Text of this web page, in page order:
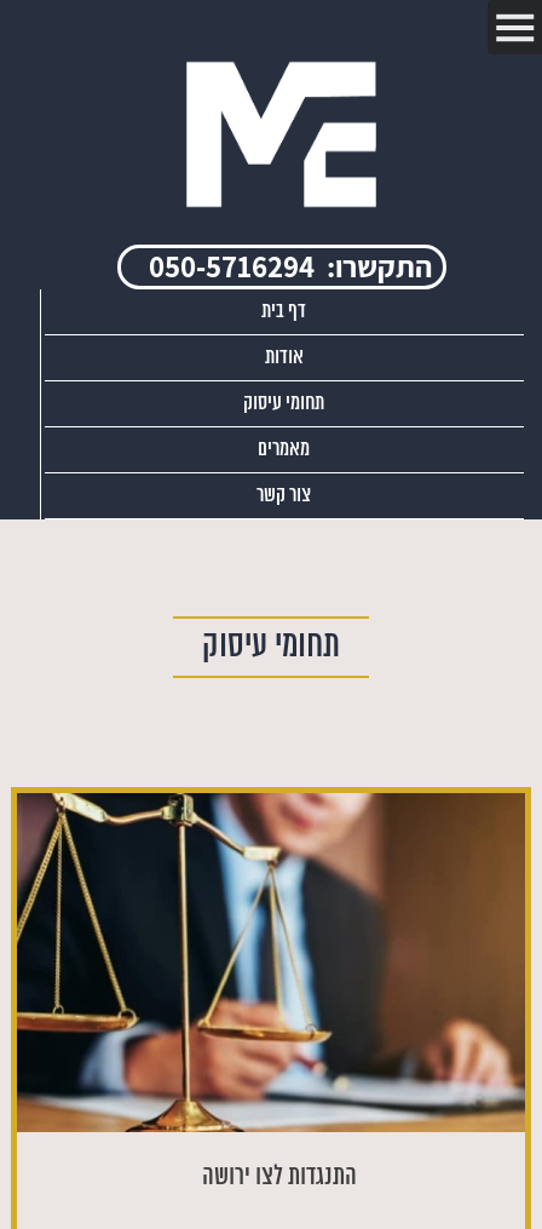
התקשרו: 050-5716294
דף בית
אודות
תחומי עיסוק
מאמרים
צור קשר
תחומי עיסוק
התנגדות לצו ירושה